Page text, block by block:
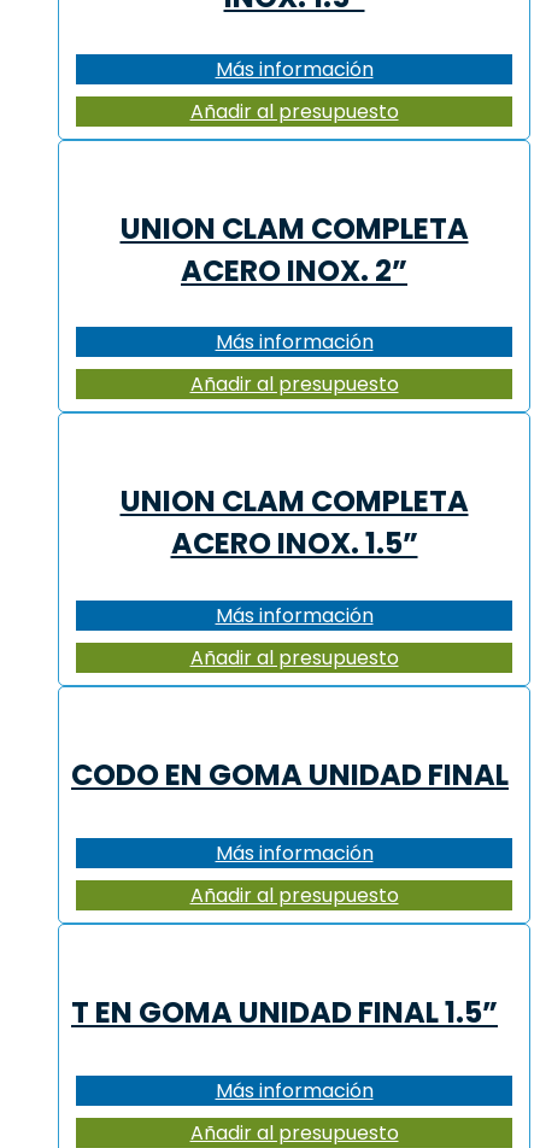
Más información
Añadir al presupuesto
UNION CLAM COMPLETA
ACERO INOX. 2”
Más información
Añadir al presupuesto
UNION CLAM COMPLETA
ACERO INOX. 1.5”
Más información
Añadir al presupuesto
CODO EN GOMA UNIDAD FINAL
Más información
Añadir al presupuesto
T EN GOMA UNIDAD FINAL 1.5”
Más información
Añadir al presupuesto